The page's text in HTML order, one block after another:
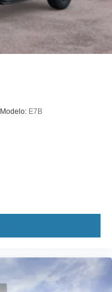
Modelo: E7B